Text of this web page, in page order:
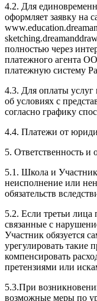
4.2. Для
оформляет заявку на
полностью через
платежного агента
платежную систему
4.3. Для оплаты услуг
об условиях с
согласно графику
4.4. Платежи от
5. Ответственность и
5.1. Школа и Участник
неисполнение или
обязательств
5.2. Если третьи
связанные с
Участник обязуется
урегулировать такие
компенсировать
претензиями или
5.3.При
возможные меры по